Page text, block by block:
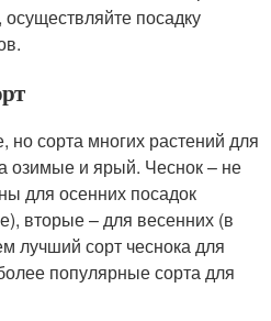
осуществляйте посадку
сорта многих растений для
озимые и ярый. Чеснок – не
для осенних посадок
вторые – для весенних (в
лучший сорт чеснока для
популярные сорта для